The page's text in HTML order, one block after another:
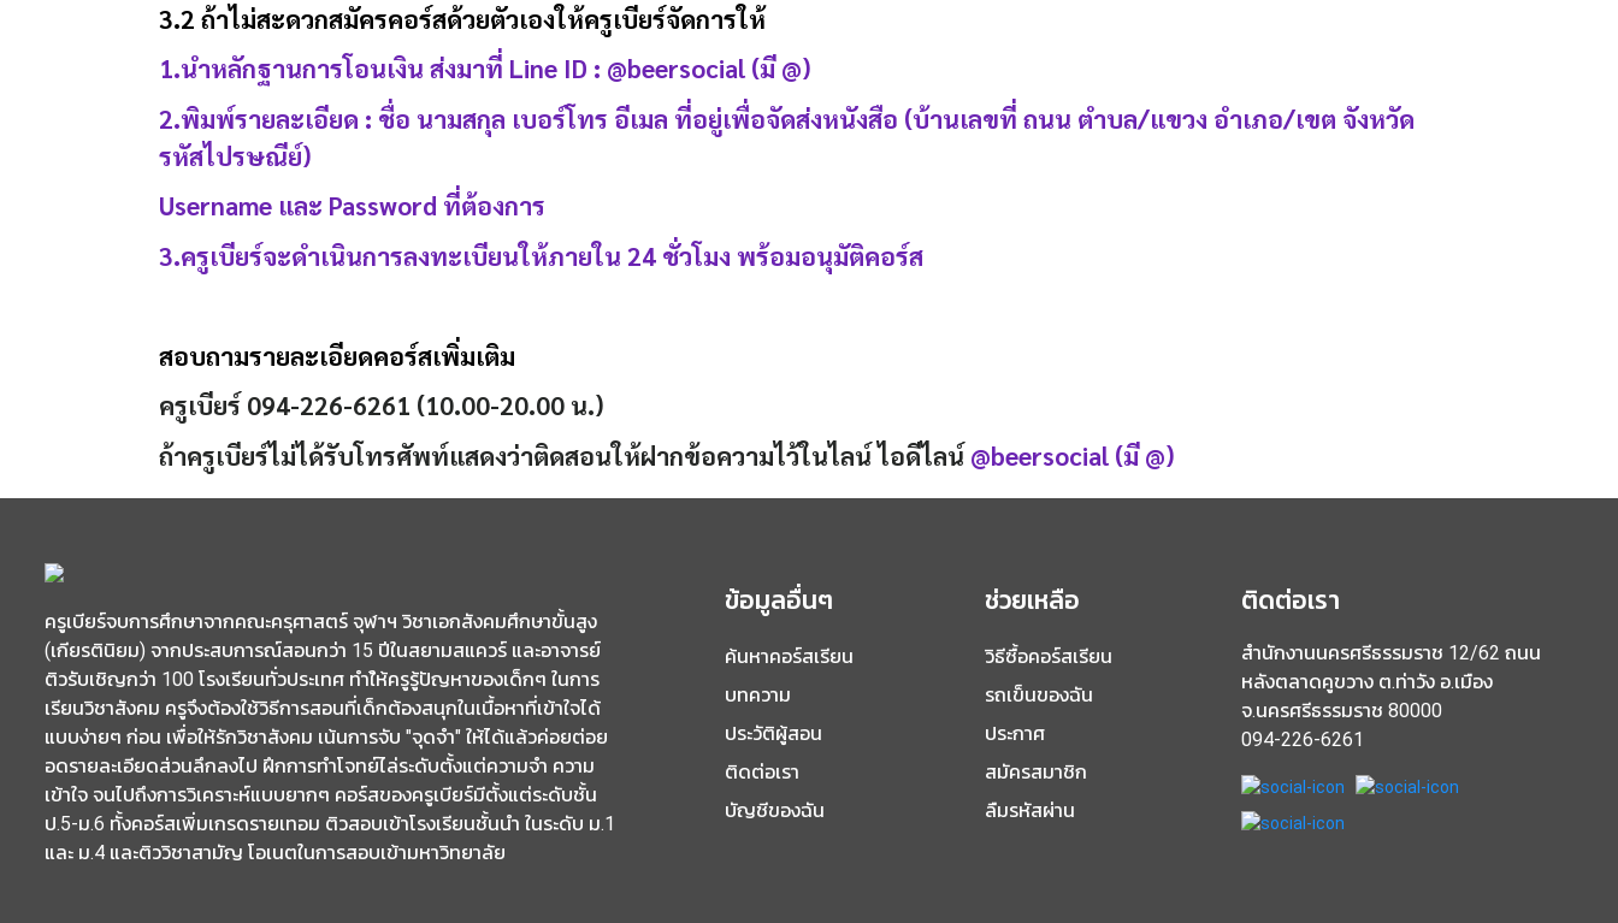
3.2 ถ้าไม่สะดวกสมัครคอร์สด้วยตัวเองให้ครูเบียร์จัดการให้
1.นำหลักฐานการโอนเงิน ส่งมาที่ Line ID : @beersocial (มี @)
2.พิมพ์รายละเอียด : ชื่อ นามสกุล เบอร์โทร อีเมล ที่อยู่เพื่อจัดส่งหนังสือ (บ้านเลขที่ ถนน ตำบล/แขวง อำเภอ/เขต จังหวัด
รหัสไปรษณีย์)
Username และ Password ที่ต้องการ
3.ครูเบียร์จะดำเนินการลงทะเบียนให้ภายใน 24 ชั่วโมง พร้อมอนุมัติคอร์ส
สอบถามรายละเอียดคอร์สเพิ่มเติม
ครูเบียร์ 094-226-6261 (10.00-20.00 น.)
ถ้าครูเบียร์ไม่ได้รับโทรศัพท์แสดงว่าติดสอนให้ฝากข้อความไว้ในไลน์ ไอดีไลน์@beersocial (มี @)
ครูเบียร์จบการศึกษาจากคณะครุศาสตร์ จุฬาฯ วิชาเอกสังคมศึกษาขั้นสูง
(เกียรตินิยม) จากประสบการณ์สอนกว่า 15 ปีในสยามสแควร์ และอาจารย์
ติวรับเชิญกว่า 100 โรงเรียนทั่วประเทศ ทำใ้ห้ครูรู้ปัญหาของเด็กๆ ในการ
เรียนวิชาสังคม ครูจึงต้องใช้วิธีการสอนที่เด็กต้องสนุกในเนื้อหาที่เข้าใจได้
แบบง่ายๆ ก่อน เพื่อให้รักวิชาสังคม เน้นการจับ "จุดจำ" ให้ได้แล้วค่อยต่อย
อดรายละเอียดส่วนลึกลงไป ฝึกการทำโจทย์ไล่ระดับตั้งแต่ความจำ ความ
เข้าใจ จนไปถึงการวิเคราะห์แบบยากๆ คอร์สของครูเบียร์มีตั้งแต่ระดับชั้น
ป.5-ม.6 ทั้งคอร์สเพิ่มเกรดรายเทอม ติวสอบเข้าโรงเรียนชั้นนำ ในระดับ ม.1
และ ม.4 และติววิชาสามัญ โอเนตในการสอบเข้ามหาวิทยาลัย
ข้อมูลอื่นๆ
ค้นหาคอร์สเรียน
บทความ
ประวัติผู้สอน
ติดต่อเรา
บัญชีของฉัน
ช่วยเหลือ
วิธีซื้อคอร์สเรียน
รถเข็นของฉัน
ประกาศ
สมัครสมาชิก
ลืมรหัสผ่าน
ติดต่อเรา
สำนักงานนครศรีธรรมราช 12/62 ถนน
หลังตลาดคูขวาง ต.ท่าวัง อ.เมือง
จ.นครศรีธรรมราช 80000
094-226-6261